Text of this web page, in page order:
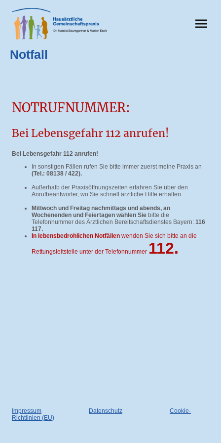
Notfall
NOTRUFNUMMER:
Bei Lebensgefahr 112 anrufen!
Bei Lebensgefahr 112 anrufen!
In sonstigen Fällen rufen Sie bitte immer zuerst meine Praxis an
(Tel.: 08138 / 422).
Außerhalb der Praxisöffnungszeiten erfahren Sie über den
Anrufbeantworter, wo Sie schnell ärztliche Hilfe erhalten.
Mittwoch und Freitag nachmittags und abends, an
Wochenenden und Feiertagen wählen Sie bitte die
Telefonnummer des Ärztlichen Bereitschaftsdienstes Bayern: 116
117.
In lebensbedrohlichen Notfällen wenden Sie sich bitte an die
Rettungsleitstelle unter der Telefonnummer 112.
Impressum Datenschutz
Cookie-
Richtlinien (EU)